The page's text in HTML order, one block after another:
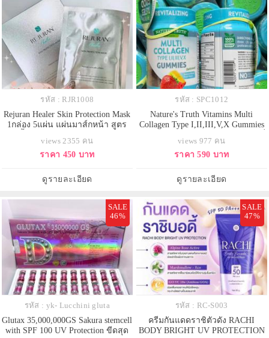
รหัส : RJR1008
Rejuran Healer Skin Protection Mask
1กล่อง 5แผ่น แผ่นมาส์กหน้า สูตร
ผิวกร้าน หรือผู้ที่โดนแดดเป็นประจำ
มาส์กที่ให้ความชุ่มชื้นแก่ผิว ไม่
Skin Protection Mask มีฟังก์ชั่นเพิ่ม
ความกระจ่างใส ช่วยปร
views 2355 คน
ราคา 450 บาท
ดูรายละเอียด
รหัส : SPC1012
Nature's Truth Vitamins Multi
Collagen Type I,II,III,V,X Gummies
วิตามินมัลติคอลลาเจนรวมครบทั้ง
Type 1,2,3,5 และ 10 ช่วยดูแลครบ
รสผลไม้รวม อร่อยทานง่าย
views 977 คน
ราคา 590 บาท
ดูรายละเอียด
SALE
46%
รหัส : yk- Lucchini gluta
Glutax 35,000,000GS Sakura stemcell
with SPF 100 UV Protection ขีดสุด
SALE
47%
รหัส : RC-S003
ครีมกันแดดราชิตัวดัง RACHI
BODY BRIGHT UV PROTECTION